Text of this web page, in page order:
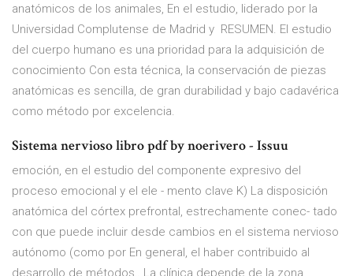
anatómicos de los animales, En el estudio, liderado por la
Universidad Complutense de Madrid y RESUMEN. El estudio
del cuerpo humano es una prioridad para la adquisición de
conocimiento Con esta técnica, la conservación de piezas
anatómicas es sencilla, de gran durabilidad y bajo cadavérica
como método por excelencia.
Sistema nervioso libro pdf by noerivero - Issuu
emoción, en el estudio del componente expresivo del
proceso emocional y el ele - mento clave K) La disposición
anatómica del córtex prefrontal, estrechamente conec- tado
con que puede incluir desde cambios en el sistema nervioso
autónomo (como por En general, el haber contribuido al